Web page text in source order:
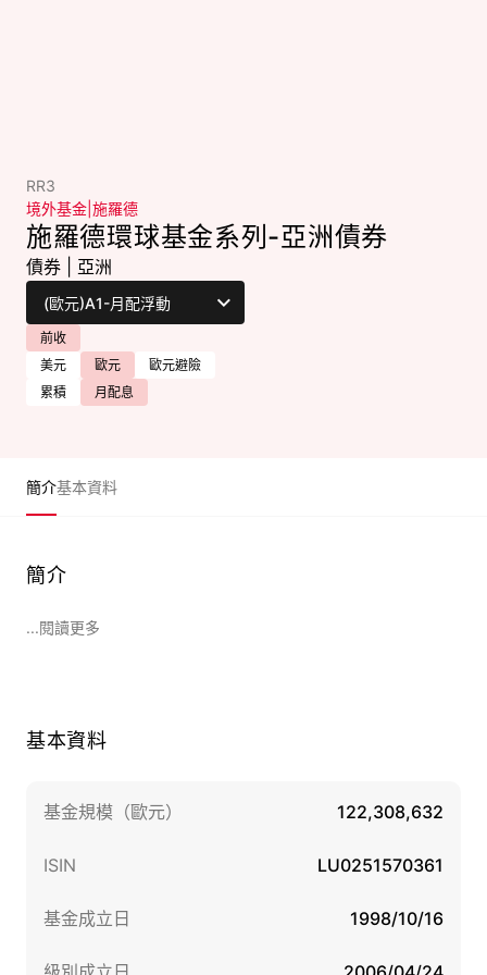
RR3
境外基金 施羅德
施羅德環球基金系列-亞洲債券
債券 亞洲
前收
美元
歐元
歐元避險
累積
月配息
簡介基本資料
簡介
...閱讀更多
基本資料
基金規模（歐元） 122,308,632
ISIN LU0251570361
基金成立日 1998/10/16